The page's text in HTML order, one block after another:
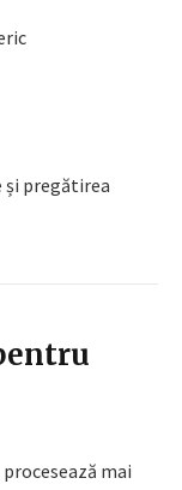
pregătirea
mai